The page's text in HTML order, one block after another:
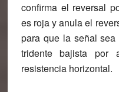
confirma el reversal
es roja y anula el
para que la señal
tridente bajista por
resistencia horizontal.